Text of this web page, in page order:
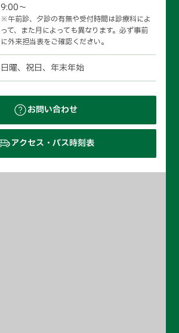
9:00～
※午前診、夕診の有無や受付時間は診療科によ
って、また月によっても異なります。必ず事前
に外来担当表をご確認ください。
日曜、祝日、年末年始
お問い合わせ
アクセス・バス時刻表